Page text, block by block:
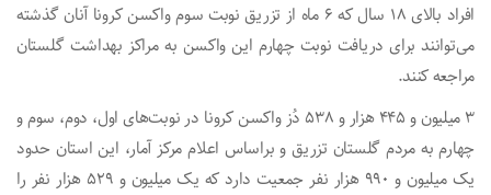
افراد بالای ۱۸ سال که ۶ ماه از تزریق نوبت سوم واکسن کرونا آنان گذشته
می‌توانند برای دریافت نوبت چهارم این واکسن به مراکز بهداشت گلستان
مراجعه کنند.
۳ میلیون و ۴۴۵ هزار و ۵۳۸ دُز واکسن کرونا در نوبت‌های اول، دوم، سوم و
چهارم به مردم گلستان تزریق و براساس اعلام مرکز آمار، این استان حدود
یک میلیون و ۹۹۰ هزار نفر جمعیت دارد که یک میلیون و ۵۲۹ هزار نفر را